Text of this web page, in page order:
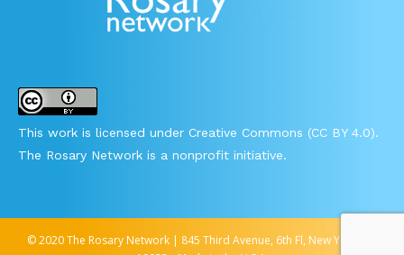
This work is licensed under Creative Commons (CC BY 4.0).
The Rosary Network is a nonprofit initiative.
© 2020 The Rosary Network | 845 Third Avenue, 6th Fl, New York, NY